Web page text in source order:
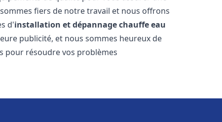
fiers de notre travail et nous offrons
d'installation et dépannage chauffe eau
publicité, et nous sommes heureux de
pour résoudre vos problèmes